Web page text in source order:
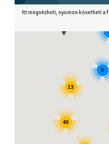
Itt megnézheti, nyomon követheti a
40
6
13